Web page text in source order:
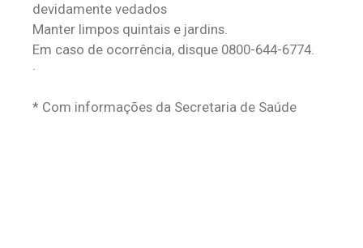
devidamente vedados
Manter limpos quintais e jardins.
Em caso de ocorrência, disque 0800-644-6774.
·
* Com informações da Secretaria de Saúde